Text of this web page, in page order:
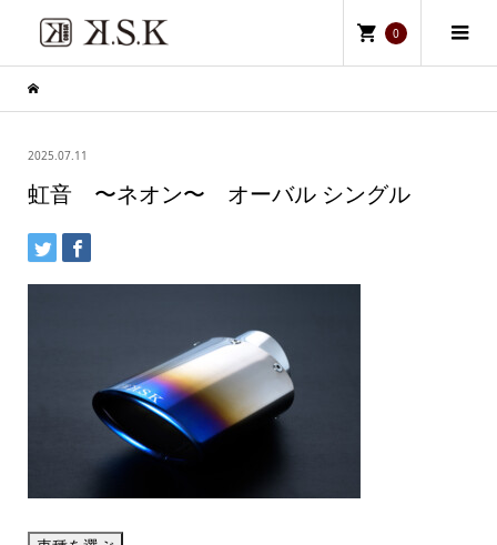
0
2025.07.11
虹音 〜ネオン〜 オーバル シングル